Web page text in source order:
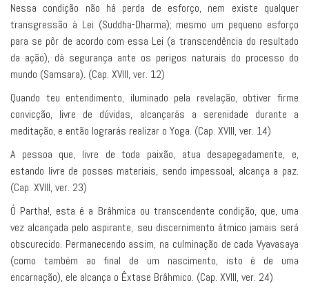
Nessa condição não há perda de esforço, nem existe qualquer
transgressão à Lei (Suddha-Dharma); mesmo um pequeno esforço
para se pôr de acordo com essa Lei (a transcendência do resultado
da ação), dá segurança ante os perigos naturais do processo do
mundo (Samsara). (Cap. XVIII, ver. 12)
Quando teu entendimento, iluminado pela revelação, obtiver firme
convicção, livre de dúvidas, alcançarás a serenidade durante a
meditação, e então lograrás realizar o Yoga. (Cap. XVIII, ver. 14)
A pessoa que, livre de toda paixão, atua desapegadamente, e,
estando livre de posses materiais, sendo impessoal, alcança a paz.
(Cap. XVIII, ver. 23)
Ó Partha!, esta é a Brâhmica ou transcendente condição, que, uma
vez alcançada pelo aspirante, seu discernimento átmico jamais será
obscurecido. Permanecendo assim, na culminação de cada Vyavasaya
(como também ao final de um nascimento, isto é de uma
encarnação), ele alcança o Êxtase Brâhmico. (Cap. XVIII, ver. 24)